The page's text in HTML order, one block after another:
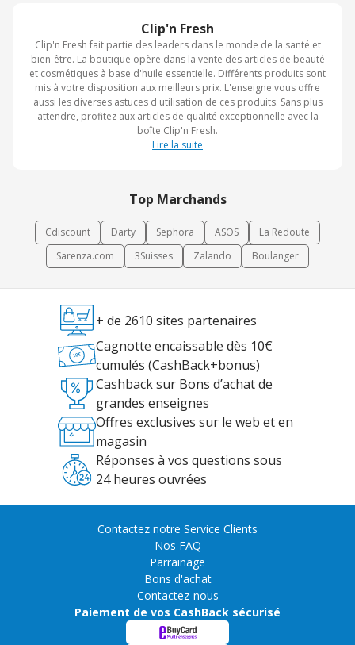
Clip'n Fresh
Clip'n Fresh fait partie des leaders dans le monde de la santé et
bien-être. La boutique opère dans la vente des articles de beauté
et cosmétiques à base d'huile essentielle. Différents produits sont
mis à votre disposition aux meilleurs prix. L'enseigne vous offre
aussi les diverses astuces d'utilisation de ces produits. Sans plus
attendre, profitez aux articles de qualité exceptionnelle avec la
boîte Clip'n Fresh.
Lire la suite
Top Marchands
Cdiscount Darty Sephora ASOS
La Redoute
Sarenza.com
3Suisses Zalando Boulanger
+ de 2610 sites partenaires
Cagnotte encaissable dès 10€
cumulés (CashBack+bonus)
Cashback sur Bons d’achat de
grandes enseignes
Offres exclusives sur le web et en
magasin
Réponses à vos questions sous
24 heures ouvrées
Contactez notre Service Clients
Nos FAQ
Parrainage
Bons d'achat
Contactez-nous
Paiement de vos CashBack sécurisé